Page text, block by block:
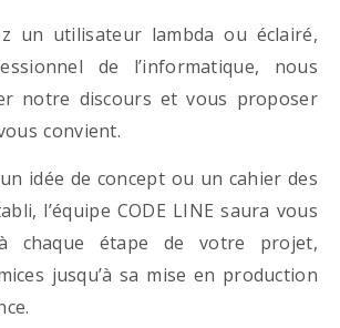
un utilisateur lambda ou éclairé,
de l’informatique, nous
notre discours et vous proposer
convient.
idée de concept ou un cahier des
l’équipe CODE LINE saura vous
à chaque étape de votre projet,
jusqu’à sa mise en production